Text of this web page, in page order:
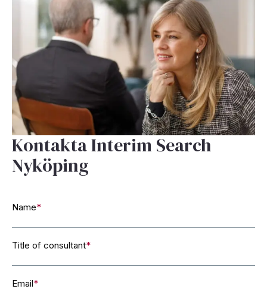
Kontakta Interim Search
Nyköping
Name*
Title of consultant*
Email*